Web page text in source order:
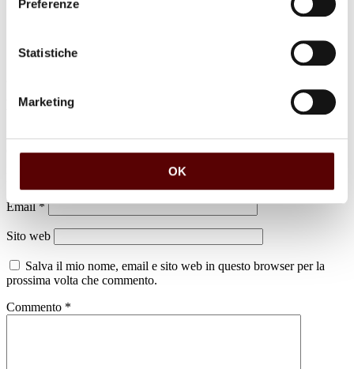
Preferenze
Statistiche
Marketing
OK
Lascia un commento
Il tuo indirizzo email non sarà pubblicato. I campi obbligatori sono
contrassegnati*
Email*
Sito web
Salva il mio nome, email e sito web in questo browser per la
prossima volta che commento.
Commento *